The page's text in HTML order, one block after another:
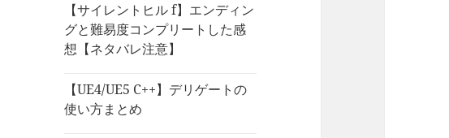
【サイレントヒル f】エンディン
グと難易度コンプリートした感
想【ネタバレ注意】
【UE4/UE5 C++】デリゲートの
使い方まとめ